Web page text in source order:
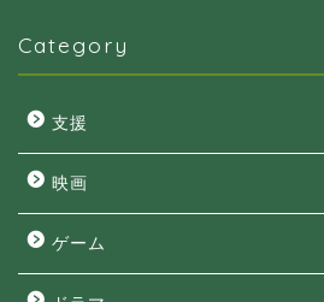
Category
支援
映画
ゲーム